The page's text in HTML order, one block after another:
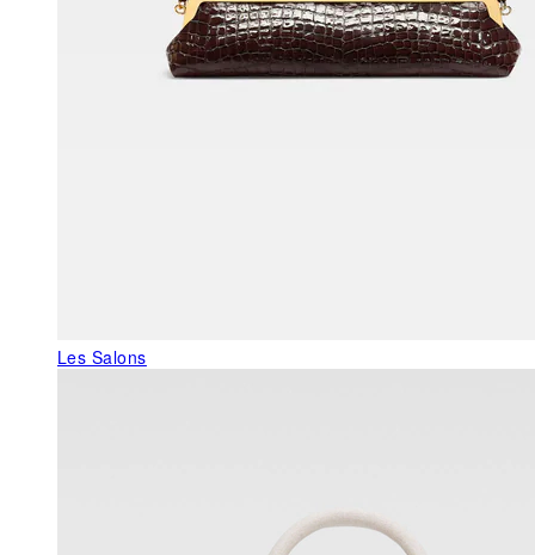
Les Salons